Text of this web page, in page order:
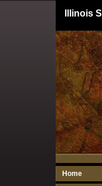
Illinois
Home